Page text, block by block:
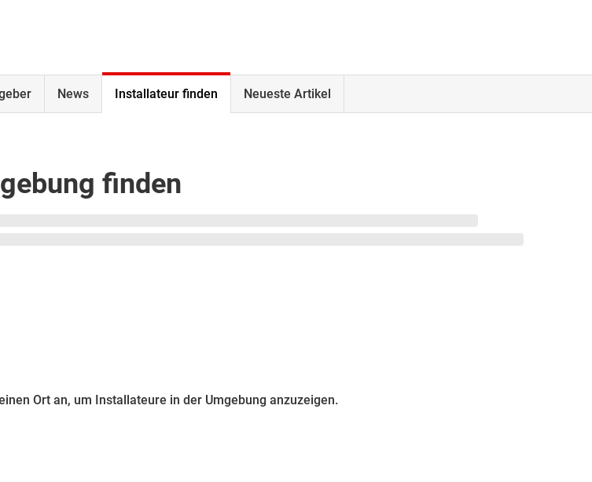
News Installateur finden Neueste Artikel
finden
Ort an, um Installateure in der Umgebung anzuzeigen.